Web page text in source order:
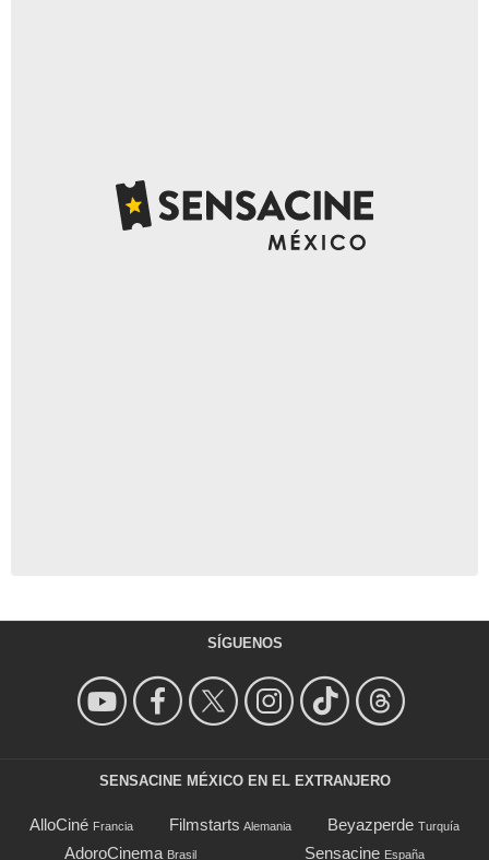
SÍGUENOS
SENSACINE MÉXICO EN EL EXTRANJERO
AlloCiné Francia Filmstarts Alemania Beyazperde Turquía
AdoroCinema Brasil Sensacine España